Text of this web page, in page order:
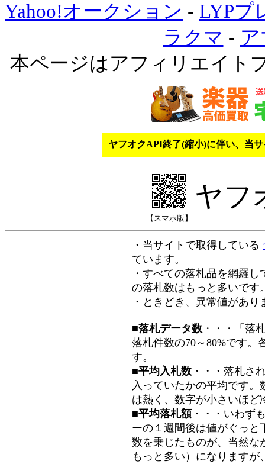
Yahoo!オークション - LYPプ
ラクマ -
本ページはアフィリエイト
ヤフオクAPI終了(縮小)に伴い、当
【スマホ版】
ヤフ
・当サイトで取得している
ています。
・すべての落札品を網羅
の落札数はもっと多いです
・ときどき、異常値があ
■落札データ数 ・・・「落
落札件数の70～80%です。
す。
■平均入札数 ・・・落札さ
入っていたかの平均です
は熱く、数字が小さいほど
■平均落札額 ・・・いわず
ーの１週間後は値がぐっと
数を乗じたものが、当然な
もっと多い）になります